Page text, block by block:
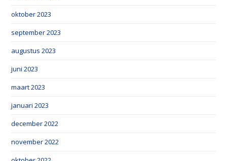
oktober 2023
september 2023
augustus 2023
juni 2023
maart 2023
januari 2023
december 2022
november 2022